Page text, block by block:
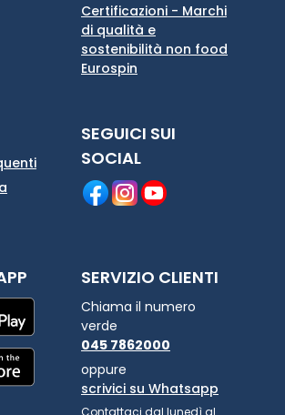
Certificazioni - Marchi
di qualità e
sostenibilità non food
Eurospin
SEGUICI SUI
SOCIAL
SERVIZIO CLIENTI
Chiama il numero
verde
045 7862000
oppure
scrivici su Whatsapp
Contattaci dal lunedì al